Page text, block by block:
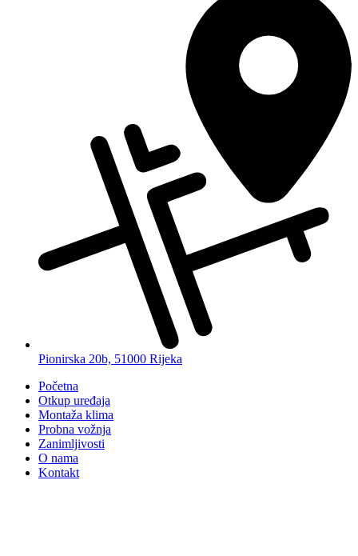
Pionirska 20b, 51000 Rijeka
Početna
Otkup uređaja
Montaža klima
Probna vožnja
Zanimljivosti
O nama
Kontakt